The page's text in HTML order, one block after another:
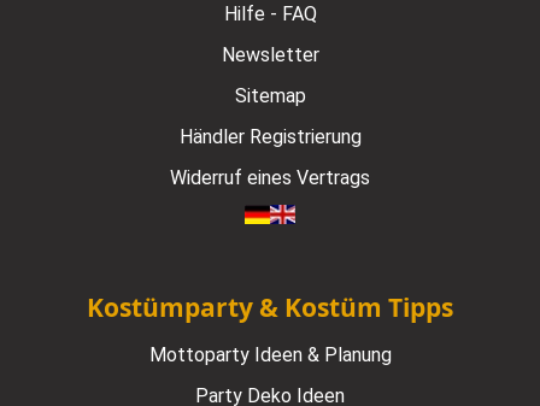
Hilfe - FAQ
Newsletter
Sitemap
Händler Registrierung
Widerruf eines Vertrags
Kostümparty & Kostüm Tipps
Mottoparty Ideen & Planung
Party Deko Ideen